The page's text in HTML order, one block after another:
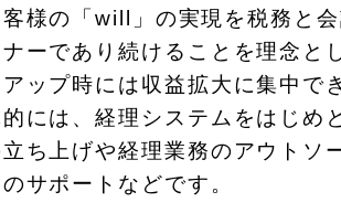
様の「will」の実現を税務と
ーであり続けることを理念と
ップ時には収益拡大に集中で
には、経理システムをはじめ
ち上げや経理業務のアウトソ
サポートなどです。